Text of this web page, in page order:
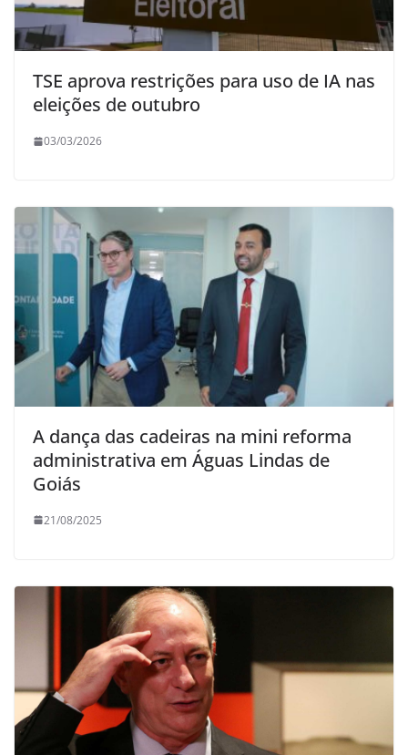
TSE aprova restrições para uso de IA nas
eleições de outubro
03/03/2026
A dança das cadeiras na mini reforma
administrativa em Águas Lindas de
Goiás
21/08/2025